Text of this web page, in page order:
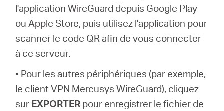
l'application WireGuard depuis Google Play
ou Apple Store, puis utilisez l'application pour
scanner le code QR afin de vous connecter
à ce serveur.
• Pour les autres périphériques (par exemple,
le client VPN Mercusys WireGuard), cliquez
sur EXPORTER pour enregistrer le fichier de